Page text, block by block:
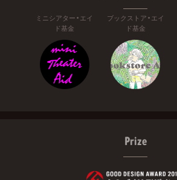
ミニシアター・エイ
ド基金
ブックストア・エイ
ド基金
Prize